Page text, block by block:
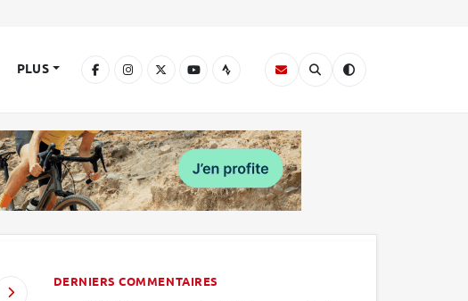
PLUS
DERNIERS COMMENTAIRES